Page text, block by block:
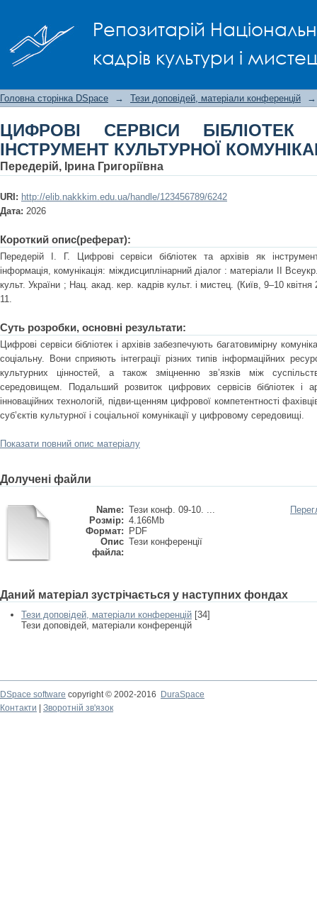
Репозитарій
кадрів культури і
КОМУНІКАЦІЇ
Головна сторінка DSpace → Тези доповідей, матеріали конференцій →
ЦИФРОВІ СЕРВІСИ
ІНСТРУМЕНТ КУЛЬТУРНОЇ
Передерій, Ірина Григоріївна
URI: http://elib.nakkkim.edu.ua/handle/123456789/6242
Дата: 2026
Короткий опис(реферат):
Передерій І. Г. Цифрові сервіси бібліотек та архівів як
інформація, комунікація: міждисциплінарний діалог : матеріали ІІ
культ. України ; Нац. акад. кер. кадрів культ. і мистец. (Київ, 9–10
11.
Суть розробки, основні результати:
Цифрові сервіси бібліотек і архівів забезпечують багатовимірну
соціальну. Вони сприяють інтеграції різних типів інформаційних
культурних цінностей, а також зміцненню зв’язків між
середовищем. Подальший розвиток цифрових сервісів бібліотек і
інноваційних технологій, підви-щенням цифрової компетентності
суб’єктів культурної і соціальної комунікації у цифровому середовищі.
Показати повний опис матеріалу
Долучені файли
Name: Тези конф. 09-10. ...
Розмір: 4.166Mb
Формат:
PDF
Опис
файла:
Тези конференції
Даний матеріал зустрічається у наступних фондах
Тези доповідей, матеріали конференцій [34]
Тези доповідей, матеріали конференцій
DSpace software copyright © 2002-2016
DuraSpace
Контакти
Зворотній зв'язок